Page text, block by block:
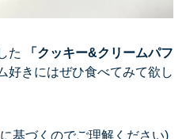
た 「 クッキー&クリームパフ
好きにはぜひ食べてみて欲し
基づくのでご理解ください)